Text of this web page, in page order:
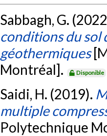
Sabbagh, G.
conditions du sol
géothermiques
Montréal].
Disponible
Saidi, H. (2019).
multiple
Polytechnique